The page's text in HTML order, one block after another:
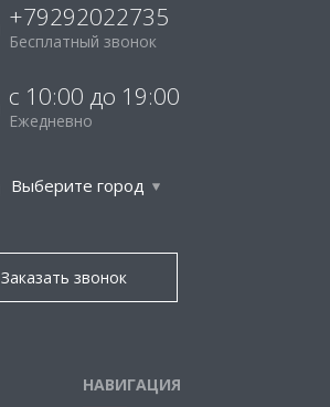
+79292022735
Бесплатный звонок
с 10:00 до 19:00
Ежедневно
Выберите город
Заказать звонок
НАВИГАЦИЯ